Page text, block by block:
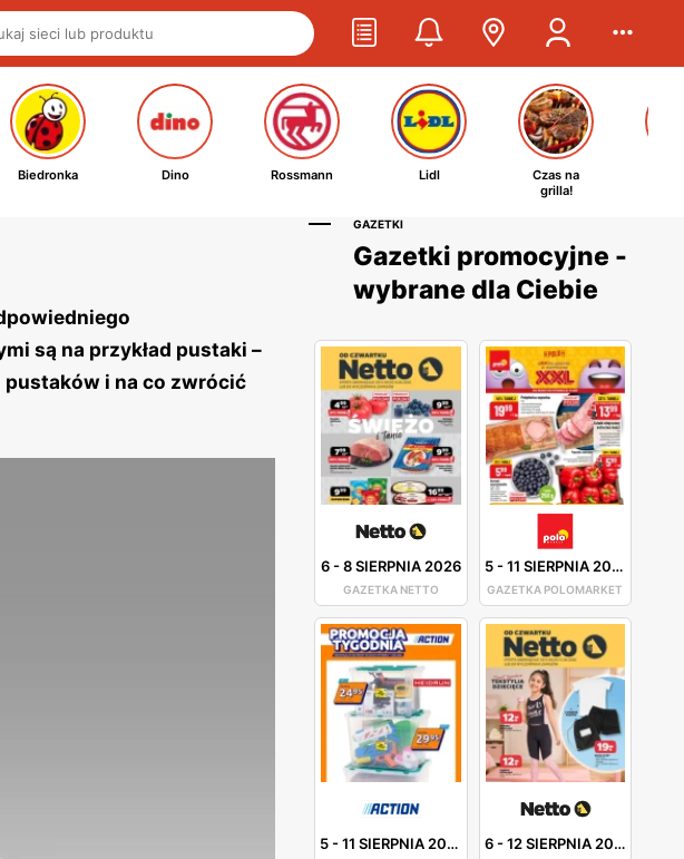
Biedronka Dino Rossmann Lidl
Czas na
grilla!
są na przykład pustaki –
pustaków i na co zwrócić
GAZETKI
Gazetki promocyjne -
wybrane dla Ciebie
6-8 SIERPNIA 2026
GAZETKA NETTO
5-11 SIERPNIA 2026
GAZETKA POLOMARKET
5-11 SIERPNIA 2026 6-12 SIERPNIA 2026